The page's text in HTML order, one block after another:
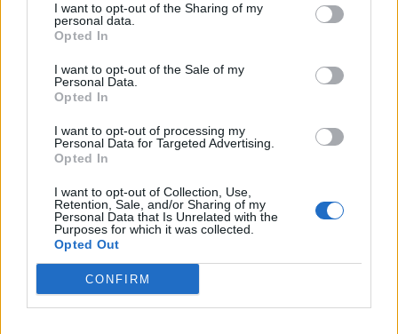
I want to opt-out of the Sharing of my
personal data.
Opted In
I want to opt-out of the Sale of my
Personal Data.
Opted In
I want to opt-out of processing my
Personal Data for Targeted Advertising.
Opted In
I want to opt-out of Collection, Use,
Retention, Sale, and/or Sharing of my
Personal Data that Is Unrelated with the
Purposes for which it was collected.
Opted Out
CONFIRM
2026. július 17., 17:03
Új fejezet kezdődik a gernyeszegi
Teleki-kastély történetében